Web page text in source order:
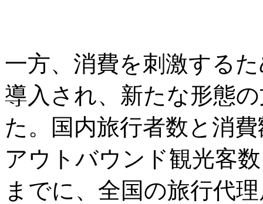
一方、消費を刺激する
導入され、新たな形態
た。国内旅行者数と消
アウトバウンド観光客
までに、全国の旅行代